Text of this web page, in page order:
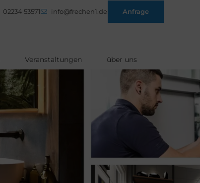
02234 53571 info@frechen1.de Anfrage
Veranstaltungen über uns